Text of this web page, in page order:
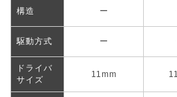
構造 ー
駆動方式 ー
ドライバ
サイズ
11mm